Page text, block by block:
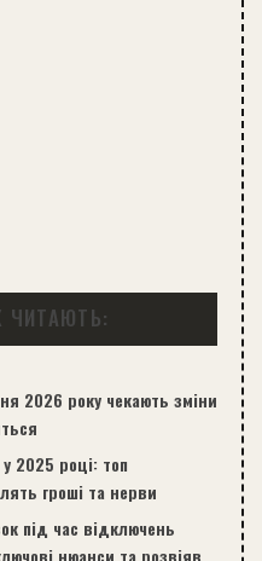
ЧИТАЮТЬ:
2026 року чекають зміни
2025 році: топ
гроші та нерви
під час відключень